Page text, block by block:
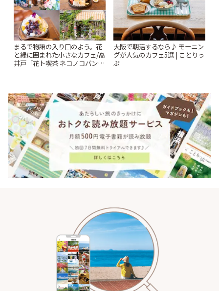
まるで物語の入り口のよう。花
と緑に囲まれた小さなカフェ/高
井戸「花ト喫茶 ネコノコバン」
大阪で朝活するなら♪ モーニン
グが人気のカフェ5選 | ことりっ
ぷ